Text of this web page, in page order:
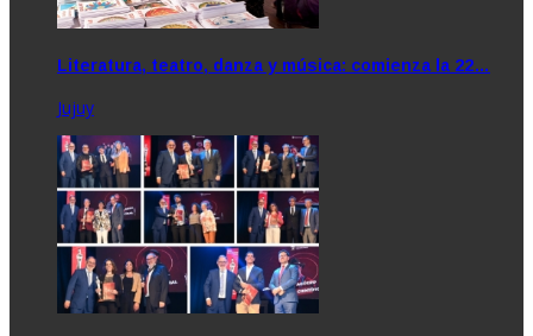
Literatura, teatro, danza y música: comienza la 22…
Jujuy